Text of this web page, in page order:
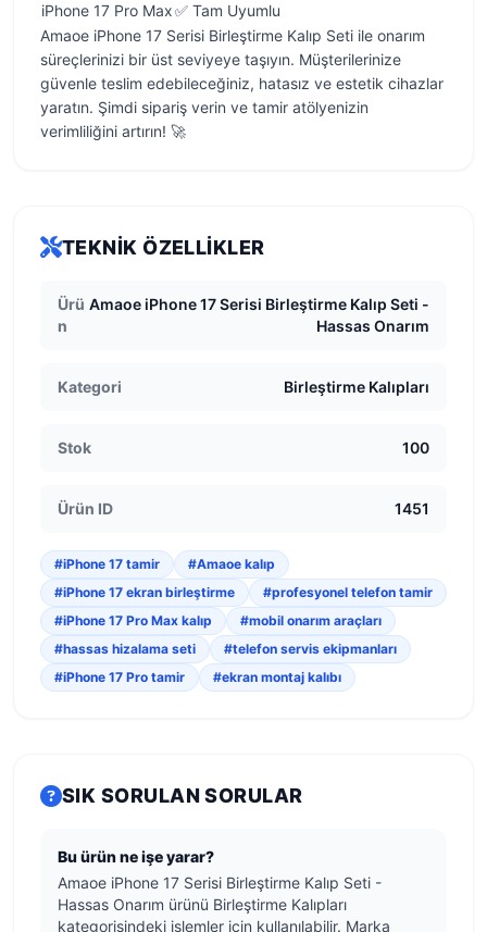
iPhone 17 Pro Max✅ Tam Uyumlu
Amaoe iPhone 17 Serisi Birleştirme Kalıp Seti ile onarım
süreçlerinizi bir üst seviyeye taşıyın. Müşterilerinize
güvenle teslim edebileceğiniz, hatasız ve estetik cihazlar
yaratın. Şimdi sipariş verin ve tamir atölyenizin
verimliliğini artırın! 🚀
TEKNIK ÖZELLIKLER
Ürü
n
Amaoe iPhone 17 Serisi Birleştirme Kalıp Seti -
Hassas Onarım
Kategori Birleştirme Kalıpları
Stok 100
Ürün ID 1451
#iPhone 17 tamir
#Amaoe kalıp
#iPhone 17 ekran birleştirme
#profesyonel telefon tamir
#iPhone 17 Pro Max kalıp
#mobil onarım araçları
#hassas hizalama seti
#telefon servis ekipmanları
#iPhone 17 Pro tamir
#ekran montaj kalıbı
SIK SORULAN SORULAR
Bu ürün ne işe yarar?
Amaoe iPhone 17 Serisi Birleştirme Kalıp Seti -
Hassas Onarım ürünü Birleştirme Kalıpları
kategorisindeki işlemler için kullanılabilir. Marka